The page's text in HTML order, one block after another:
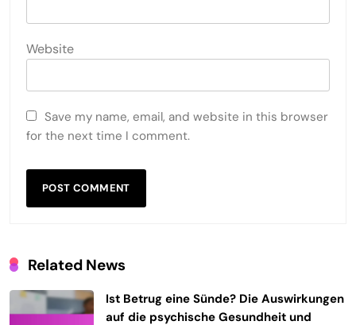
Website
Save my name, email, and website in this browser
for the next time I comment.
Related News
Ist Betrug eine Sünde? Die Auswirkungen
auf die psychische Gesundheit und